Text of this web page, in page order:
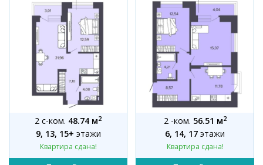
2 с-ком. 48.74 м2
9, 13, 15+ этажи
Квартира сдана!
2 -ком. 56.51 м2
6, 14, 17 этажи
Квартира сдана!